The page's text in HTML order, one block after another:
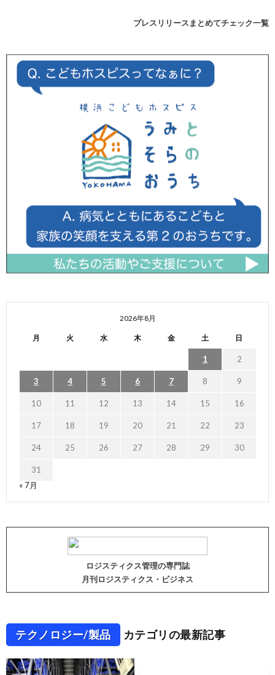
プレスリリースまとめてチェック一覧
2026年8月
月 火 水 木 金 土 日
1 2
3 4 5 6 7 8 9
10 11 12 13 14 15 16
17 18 19 20 21 22 23
24 25 26 27 28 29 30
31
« 7月
ロジスティクス管理の専門誌
月刊ロジスティクス・ビジネス
テクノロジー/製品 カテゴリの最新記事